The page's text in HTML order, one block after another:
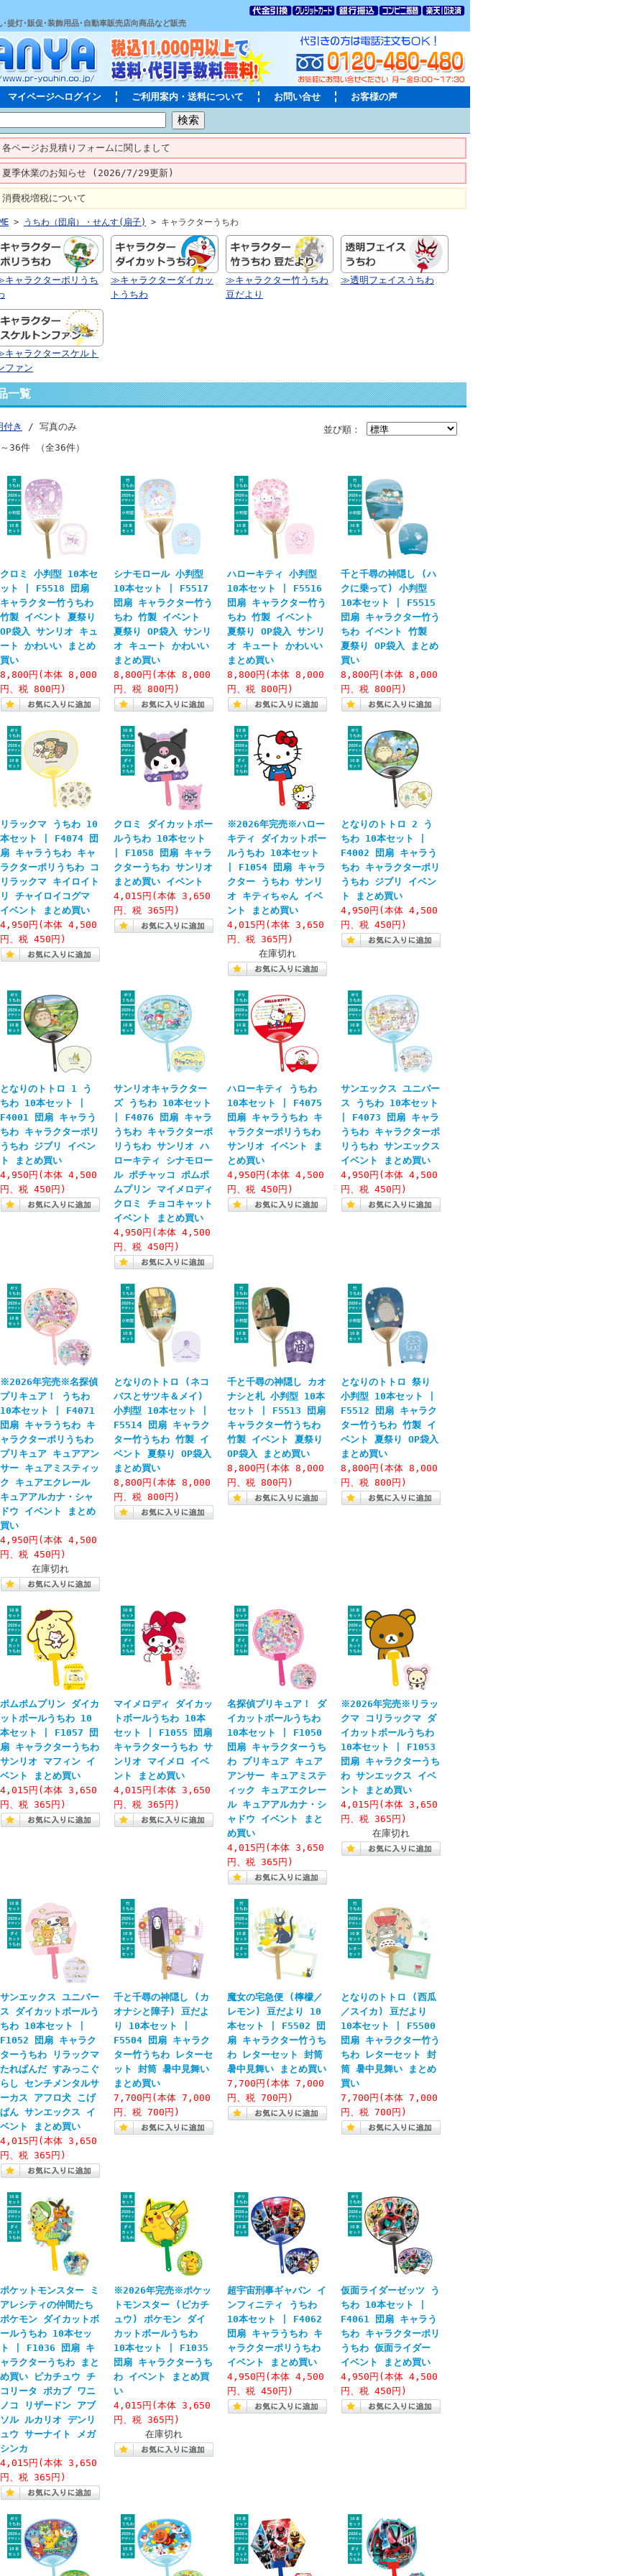
提灯･販促･装飾用品･自動車販売店向商品など販売
マイページへログイン ご利用案内・送料について お問い合せ お客様の声
各ページお見積りフォームに関しまして
夏季休業のお知らせ (2026/7/29更新)
消費税増税について
> うちわ（団扇）・せんす(扇子) > キャラクターうちわ
ャラクターポリうち
≫キャラクターダイカッ
トうちわ
≫キャラクター竹うちわ
豆だより
≫透明フェイスうちわ
ャラクタースケルト
ファン
一覧
並び順：
付き
/ 写真のみ
36件 （全36件）
クロミ 小判型 10本セ
ット | F5518 団扇
キャラクター竹うちわ
竹製 イベント 夏祭り
OP袋入 サンリオ キュ
ート かわいい まとめ
買い
8,800円(本体 8,000
円、税 800円)
シナモロール 小判型
10本セット | F5517
団扇 キャラクター竹う
ちわ 竹製 イベント
夏祭り OP袋入 サンリ
オ キュート かわいい
まとめ買い
8,800円(本体 8,000
円、税 800円)
ハローキティ 小判型
10本セット | F5516
団扇 キャラクター竹う
ちわ 竹製 イベント
夏祭り OP袋入 サンリ
オ キュート かわいい
まとめ買い
8,800円(本体 8,000
円、税 800円)
千と千尋の神隠し (ハ
クに乗って) 小判型
10本セット | F5515
団扇 キャラクター竹う
ちわ イベント 竹製
夏祭り OP袋入 まとめ
買い
8,800円(本体 8,000
円、税 800円)
リラックマ うちわ 10
本セット | F4074 団
扇 キャラうちわ キャ
ラクターポリうちわ コ
リラックマ キイロイト
リ チャイロイコグマ
イベント まとめ買い
4,950円(本体 4,500
円、税 450円)
クロミ ダイカットボー
ルうちわ 10本セット
| F1058 団扇 キャラ
クターうちわ サンリオ
まとめ買い イベント
4,015円(本体 3,650
円、税 365円)
※2026年完売※ハロー
キティ ダイカットボー
ルうちわ 10本セット
| F1054 団扇 キャラ
クター うちわ サンリ
オ キティちゃん イベ
ント まとめ買い
4,015円(本体 3,650
円、税 365円)
在庫切れ
となりのトトロ 2 う
ちわ 10本セット |
F4002 団扇 キャラう
ちわ キャラクターポリ
うちわ ジブリ イベン
ト まとめ買い
4,950円(本体 4,500
円、税 450円)
となりのトトロ 1 う
ちわ 10本セット |
F4001 団扇 キャラう
ちわ キャラクターポリ
うちわ ジブリ イベン
ト まとめ買い
4,950円(本体 4,500
円、税 450円)
サンリオキャラクター
ズ うちわ 10本セット
| F4076 団扇 キャラ
うちわ キャラクターポ
リうちわ サンリオ ハ
ローキティ シナモロー
ル ポチャッコ ポムポ
ムプリン マイメロディ
クロミ チョコキャット
イベント まとめ買い
4,950円(本体 4,500
円、税 450円)
ハローキティ うちわ
10本セット | F4075
団扇 キャラうちわ キ
ャラクターポリうちわ
サンリオ イベント ま
とめ買い
4,950円(本体 4,500
円、税 450円)
サンエックス ユニバー
ス うちわ 10本セット
| F4073 団扇 キャラ
うちわ キャラクターポ
リうちわ サンエックス
イベント まとめ買い
4,950円(本体 4,500
円、税 450円)
※2026年完売※名探偵
プリキュア！ うちわ
10本セット | F4071
団扇 キャラうちわ キ
ャラクターポリうちわ
プリキュア キュアアン
サー キュアミスティッ
ク キュアエクレール
キュアアルカナ・シャ
ドウ イベント まとめ
買い
4,950円(本体 4,500
円、税 450円)
在庫切れ
となりのトトロ (ネコ
バスとサツキ＆メイ)
小判型 10本セット |
F5514 団扇 キャラク
ター竹うちわ 竹製 イ
ベント 夏祭り OP袋入
まとめ買い
8,800円(本体 8,000
円、税 800円)
千と千尋の神隠し カオ
ナシと札 小判型 10本
セット | F5513 団扇
キャラクター竹うちわ
竹製 イベント 夏祭り
OP袋入 まとめ買い
8,800円(本体 8,000
円、税 800円)
となりのトトロ 祭り
小判型 10本セット |
F5512 団扇 キャラク
ター竹うちわ 竹製 イ
ベント 夏祭り OP袋入
まとめ買い
8,800円(本体 8,000
円、税 800円)
ポムポムプリン ダイカ
ットボールうちわ 10
本セット | F1057 団
扇 キャラクターうちわ
サンリオ マフィン イ
ベント まとめ買い
4,015円(本体 3,650
円、税 365円)
マイメロディ ダイカッ
トボールうちわ 10本
セット | F1055 団扇
キャラクターうちわ サ
ンリオ マイメロ イベ
ント まとめ買い
4,015円(本体 3,650
円、税 365円)
名探偵プリキュア！ ダ
イカットボールうちわ
10本セット | F1050
団扇 キャラクターうち
わ プリキュア キュア
アンサー キュアミステ
ィック キュアエクレー
ル キュアアルカナ・シ
ャドウ イベント まと
め買い
4,015円(本体 3,650
円、税 365円)
※2026年完売※リラッ
クマ コリラックマ ダ
イカットボールうちわ
10本セット | F1053
団扇 キャラクターうち
わ サンエックス イベ
ント まとめ買い
4,015円(本体 3,650
円、税 365円)
在庫切れ
サンエックス ユニバー
ス ダイカットボールう
ちわ 10本セット |
F1052 団扇 キャラク
ターうちわ リラックマ
たれぱんだ すみっこぐ
らし センチメンタルサ
ーカス アフロ犬 こげ
ぱん サンエックス イ
ベント まとめ買い
4,015円(本体 3,650
円、税 365円)
千と千尋の神隠し (カ
オナシと障子) 豆だよ
り 10本セット |
F5504 団扇 キャラク
ター竹うちわ レターセ
ット 封筒 暑中見舞い
まとめ買い
7,700円(本体 7,000
円、税 700円)
魔女の宅急便 (檸檬／
レモン) 豆だより 10
本セット | F5502 団
扇 キャラクター竹うち
わ レターセット 封筒
暑中見舞い まとめ買い
7,700円(本体 7,000
円、税 700円)
となりのトトロ (西瓜
／スイカ) 豆だより
10本セット | F5500
団扇 キャラクター竹う
ちわ レターセット 封
筒 暑中見舞い まとめ
買い
7,700円(本体 7,000
円、税 700円)
ポケットモンスター ミ
アレシティの仲間たち
ポケモン ダイカットボ
ールうちわ 10本セッ
ト | F1036 団扇 キ
ャラクターうちわ まと
め買い ピカチュウ チ
コリータ ポカブ ワニ
ノコ リザードン アブ
ソル ルカリオ デンリ
ュウ サーナイト メガ
シンカ
4,015円(本体 3,650
円、税 365円)
※2026年完売※ポケッ
トモンスター (ピカチ
ュウ) ポケモン ダイ
カットボールうちわ
10本セット | F1035
団扇 キャラクターうち
わ イベント まとめ買
い
4,015円(本体 3,650
円、税 365円)
在庫切れ
超宇宙刑事ギャバン イ
ンフィニティ うちわ
10本セット | F4062
団扇 キャラうちわ キ
ャラクターポリうちわ
イベント まとめ買い
4,950円(本体 4,500
円、税 450円)
仮面ライダーゼッツ う
ちわ 10本セット |
F4061 団扇 キャラう
ちわ キャラクターポリ
うちわ 仮面ライダー
イベント まとめ買い
4,950円(本体 4,500
円、税 450円)